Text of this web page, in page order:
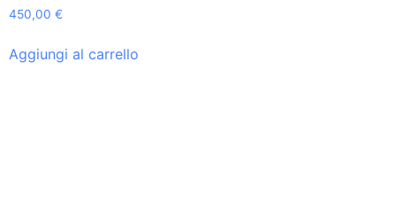
450,00 €
Aggiungi al carrello